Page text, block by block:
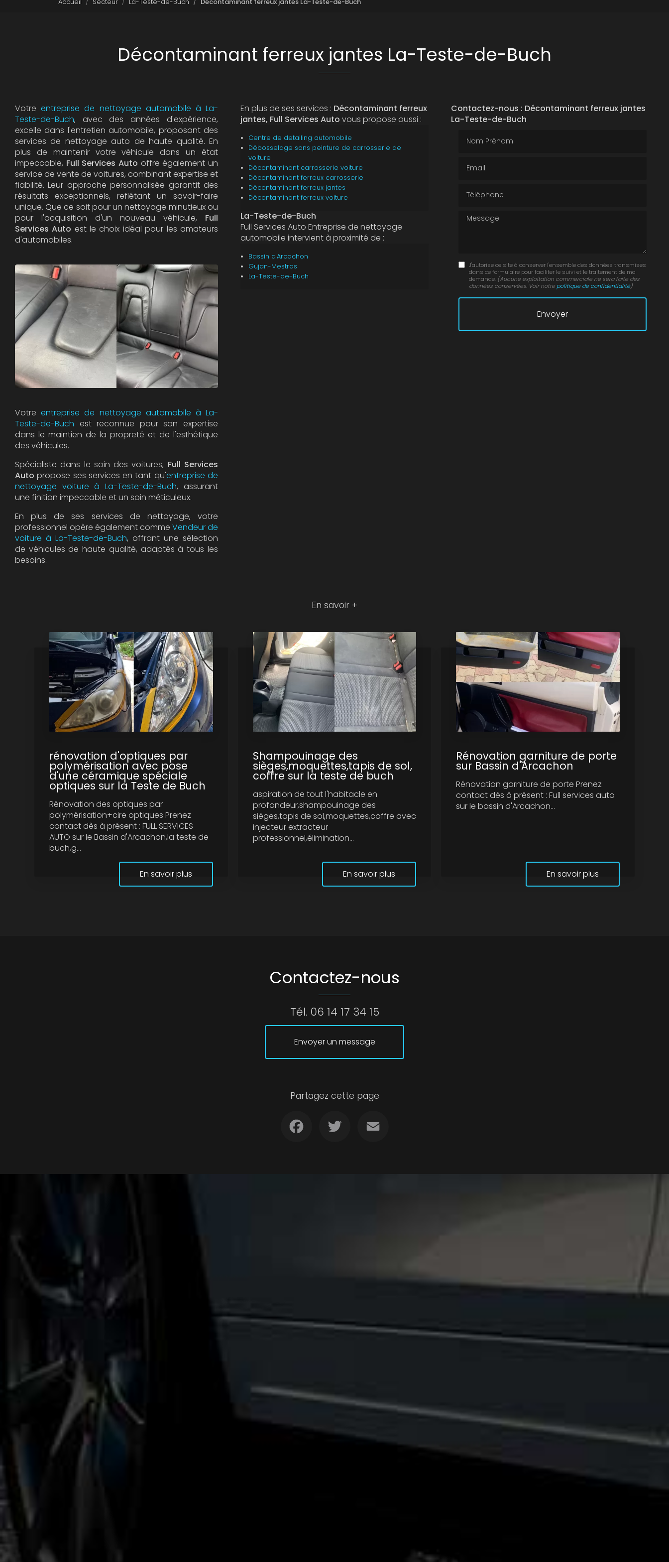
Décontaminant ferreux jantes La-Teste-de-Buch
Votreentreprise de nettoyage automobile à La-
Teste-de-Buch, avec des années d'expérience,
excelle dans l'entretien automobile, proposant des
services de nettoyage auto de haute qualité. En
plus de maintenir votre véhicule dans un état
impeccable, Full Services Auto offre également un
service de vente de voitures, combinant expertise et
fiabilité. Leur approche personnalisée garantit des
résultats exceptionnels, reflétant un savoir-faire
unique. Que ce soit pour un nettoyage minutieux ou
pour l'acquisition d'un nouveau véhicule, Full
Services Auto est le choix idéal pour les amateurs
d'automobiles.
Votreentreprise de nettoyage automobile à La-
Teste-de-Buch est reconnue pour son expertise
dans le maintien de la propreté et de l'esthétique
des véhicules.
Spécialiste dans le soin des voitures, Full Services
Auto propose ses services en tant qu'entreprise de
nettoyage voiture à La-Teste-de-Buch, assurant
une finition impeccable et un soin méticuleux.
En plus de ses services de nettoyage, votre
professionnel opère également comme Vendeur de
voiture à La-Teste-de-Buch, offrant une sélection
de véhicules de haute qualité, adaptés à tous les
besoins.
En plus de ses services : Décontaminant ferreux
jantes, Full Services Auto vous propose aussi :
Centre de detailing automobile
Débosselage sans peinture de carrosserie de
voiture
Décontaminant carrosserie voiture
Décontaminant ferreux carrosserie
Décontaminant ferreux jantes
Décontaminant ferreux voiture
La-Teste-de-Buch
Full Services Auto Entreprise de nettoyage
automobile intervient à proximité de :
Bassin d'Arcachon
Gujan-Mestras
La-Teste-de-Buch
Contactez-nous : Décontaminant ferreux jantes
La-Teste-de-Buch
Message
J'autorise ce site à conserver l'ensemble des données transmises
dans ce formulaire pour faciliter le suivi et le traitement de ma
demande. (Aucune exploitation commerciale ne sera faite des
données conservées. Voir notre politique de confidentialité)
En savoir +
rénovation d'optiques par
polymérisation avec pose
d'une céramique spéciale
optiques sur la Teste de Buch
Rénovation des optiques par
polymérisation+cire optiques Prenez
contact dès à présent : FULL SERVICES
AUTO sur le Bassin d'Arcachon,la teste de
buch,g...
En savoir plus
Shampouinage des
sièges,moquettes,tapis de sol,
coffre sur la teste de buch
aspiration de tout l'habitacle en
profondeur,shampouinage des
sièges,tapis de sol,moquettes,coffre avec
injecteur extracteur
professionnel,élimination...
En savoir plus
Rénovation garniture de porte
sur Bassin d'Arcachon
Rénovation garniture de porte Prenez
contact dès à présent : Full services auto
sur le bassin d'Arcachon...
En savoir plus
Contactez-nous
Tél. 06 14 17 34 15
Envoyer un message
Partagez cette page